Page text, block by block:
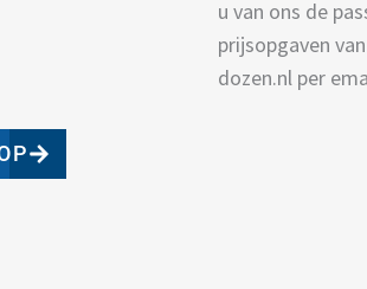
u van ons de
prijsopgaven
dozen.nl per